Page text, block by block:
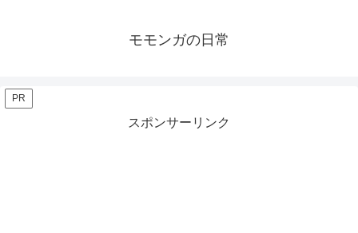
モモンガの日常
PR
スポンサーリンク